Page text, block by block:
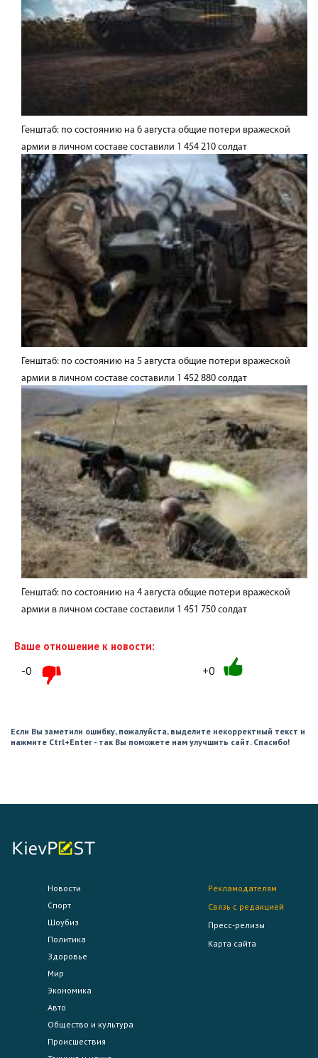
Генштаб: по состоянию на 6 августа общие потери вражеской
армии в личном составе составили 1 454 210 солдат
Генштаб: по состоянию на 5 августа общие потери вражеской
армии в личном составе составили 1 452 880 солдат
Генштаб: по состоянию на 4 августа общие потери вражеской
армии в личном составе составили 1 451 750 солдат
Ваше отношение к новости:
-0 +0
Если Вы заметили ошибку, пожалуйста, выделите некорректный текст и
нажмите Ctrl+Enter - так Вы поможете нам улучшить сайт. Спасибо!
Новости
Спорт
Шоубиз
Политика
Здоровье
Мир
Экономика
Авто
Общество и культура
Происшествия
Рекламодателям
Связь с редакцией
Пресс-релизы
Карта сайта